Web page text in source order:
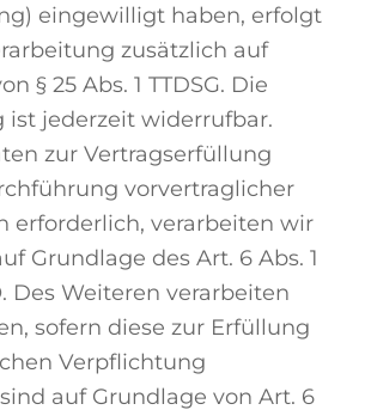
eingewilligt haben, erfolgt
zusätzlich auf
§ 25 Abs. 1 TTDSG. Die
ist jederzeit widerrufbar.
zur Vertragserfüllung
vorvertraglicher
erforderlich, verarbeiten wir
Grundlage des Art. 6 Abs. 1
Des Weiteren verarbeiten
sofern diese zur Erfüllung
Verpflichtung
auf Grundlage von Art. 6